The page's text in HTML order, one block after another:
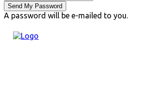
A password will be e-mailed to you.